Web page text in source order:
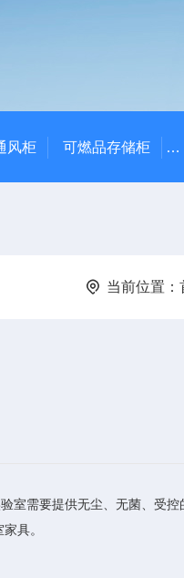
风柜 可燃品存储柜
当前位置：
要提供无尘、无菌、受
具。